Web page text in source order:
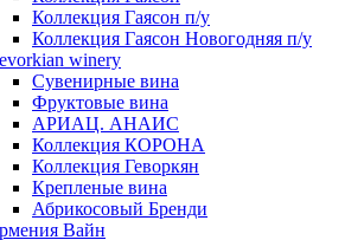
Коллекция Гаясон п/у
Коллекция Гаясон Новогодняя п/у
winery
Сувенирные вина
Фруктовые вина
АРИАЦ. АНАИС
Коллекция КОРОНА
Коллекция Геворкян
Крепленые вина
Абрикосовый Бренди
Вайн